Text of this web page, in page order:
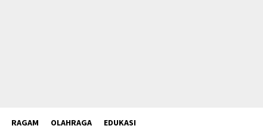
RAGAM OLAHRAGA EDUKASI